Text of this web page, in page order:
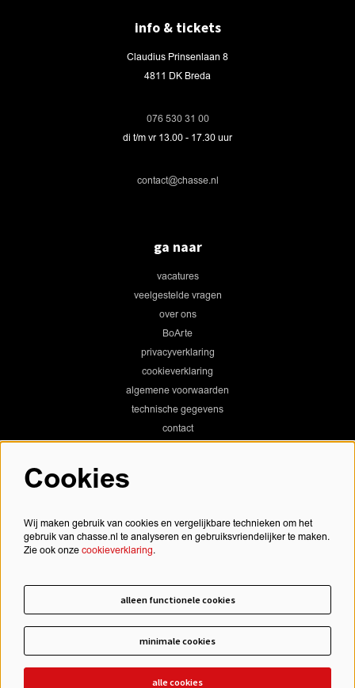
info & tickets
Claudius Prinsenlaan 8
4811 DK Breda
076 530 31 00
di t/m vr 13.00 - 17.30 uur
contact@chasse.nl
ga naar
vacatures
veelgestelde vragen
over ons
BoArte
privacyverklaring
cookieverklaring
algemene voorwaarden
technische gegevens
contact
Cookies
Wij maken gebruik van cookies en vergelijkbare technieken om het
gebruik van chasse.nl te analyseren en gebruiksvriendelijker te maken.
Zie ook onze cookieverklaring.
alleen functionele cookies
minimale cookies
alle cookies